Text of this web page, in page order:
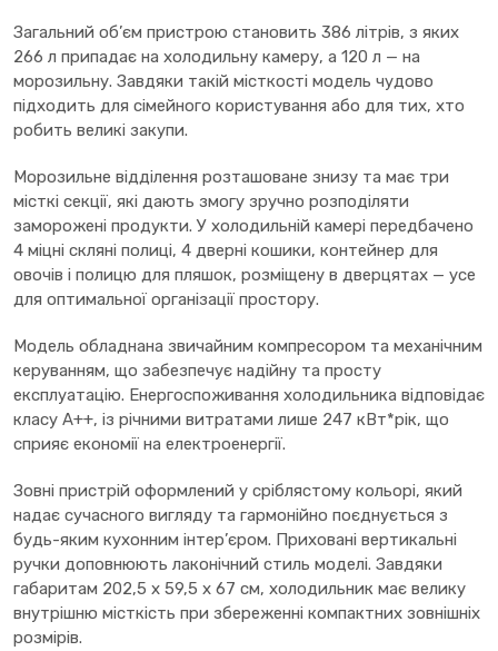
Загальний об’єм пристрою становить 386 літрів, з яких
266 л припадає на холодильну камеру, а 120 л — на
морозильну. Завдяки такій місткості модель чудово
підходить для сімейного користування або для тих, хто
робить великі закупи.
Морозильне відділення розташоване знизу та має три
місткі секції, які дають змогу зручно розподіляти
заморожені продукти. У холодильній камері передбачено
4 міцні скляні полиці, 4 дверні кошики, контейнер для
овочів і полицю для пляшок, розміщену в дверцятах — усе
для оптимальної організації простору.
Модель обладнана звичайним компресором та механічним
керуванням, що забезпечує надійну та просту
експлуатацію. Енергоспоживання холодильника відповідає
класу A++, із річними витратами лише 247 кВт*рік, що
сприяє економії на електроенергії.
Зовні пристрій оформлений у сріблястому кольорі, який
надає сучасного вигляду та гармонійно поєднується з
будь-яким кухонним інтер’єром. Приховані вертикальні
ручки доповнюють лаконічний стиль моделі. Завдяки
габаритам 202,5 x 59,5 x 67 см, холодильник має велику
внутрішню місткість при збереженні компактних зовнішніх
розмірів.